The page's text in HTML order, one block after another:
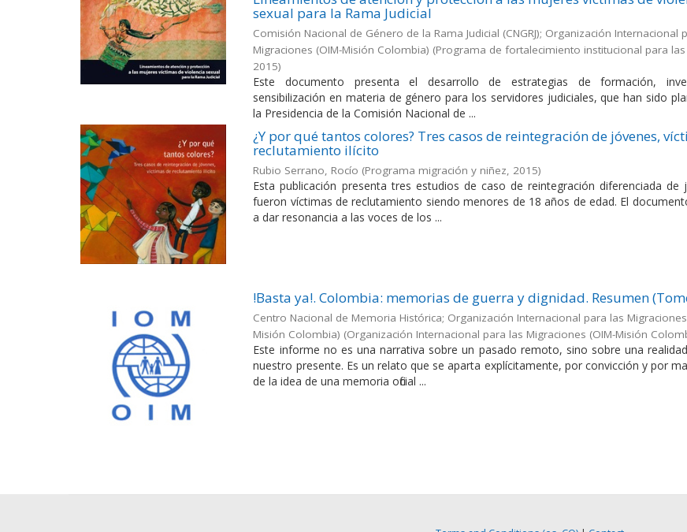
sexual para la Rama Judicial
Comisión Nacional de Género de la Rama Judicial (CNGRJ); Organización Internacional
Migraciones (OIM-Misión Colombia) (Programa de fortalecimiento institucional para
2015)
Este documento presenta el desarrollo de estrategias de formación,
sensibilización en materia de género para los servidores judiciales, que han sido
la Presidencia de la Comisión Nacional de ...
¿Y por qué tantos colores? Tres casos de reintegración de jóvenes,
reclutamiento ilícito
Rubio Serrano, Rocío (Programa migración y niñez, 2015)
Esta publicación presenta tres estudios de caso de reintegración diferenciada de
fueron víctimas de reclutamiento siendo menores de 18 años de edad. El
a dar resonancia a las voces de los ...
!Basta ya!. Colombia: memorias de guerra y dignidad. Resumen
Centro Nacional de Memoria Histórica; Organización Internacional para las
Misión Colombia) (Organización Internacional para las Migraciones (OIM-Misión
Este informe no es una narrativa sobre un pasado remoto, sino sobre una
nuestro presente. Es un relato que se aparta explícitamente, por convicción y por
de la idea de una memoria oficial ...